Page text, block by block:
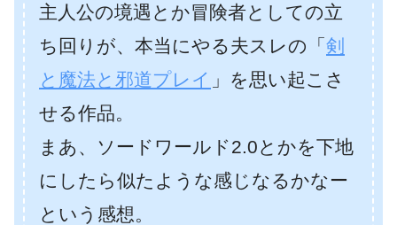
主人公の境遇とか冒険者としての立
ち回りが、本当にやる夫スレの「 剣
と魔法と邪道プレイ 」を思い起こさ
せる作品。
まあ、ソードワールド2.0とかを下地
にしたら似たような感じなるかなー
という感想。